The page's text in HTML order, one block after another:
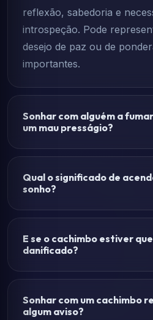
reflexão, sabedoria e
introspeção. Pode
desejo de paz ou de
importantes.
Sonhar com alguém a
um mau presságio?
Qual o significado de
sonho?
E se o cachimbo estiver
danificado?
Sonhar com um cachimbo
algum aviso?